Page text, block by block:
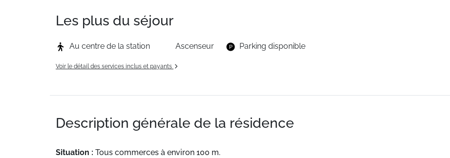
Les plus du séjour
Au centre de la station Ascenseur Parking disponible
Voir le détail des services inclus et payants
Description générale de la résidence
Situation : Tous commerces à environ 100 m.